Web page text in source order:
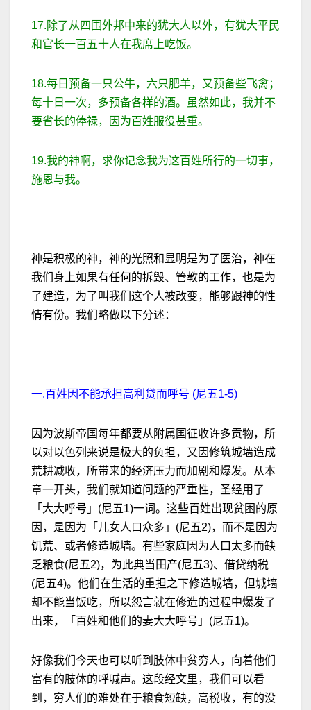
17.除了从四围外邦中来的犹大人以外，有犹大平民
和官长一百五十人在我席上吃饭。
18.每日预备一只公牛，六只肥羊，又预备些飞禽；
每十日一次，多预备各样的酒。虽然如此，我并不
要省长的俸禄，因为百姓服役甚重。
19.我的神啊，求你记念我为这百姓所行的一切事，
施恩与我。
神是积极的神，神的光照和显明是为了医治，神在
我们身上如果有任何的拆毁、管教的工作，也是为
了建造，为了叫我们这个人被改变，能够跟神的性
情有份。我们略做以下分述：
一.百姓因不能承担高利贷而呼号 (尼五1-5)
因为波斯帝国每年都要从附属国征收许多贡物，所
以对以色列来说是极大的负担，又因修筑城墙造成
荒耕减收，所带来的经济压力而加剧和爆发。
从本
章一开头，我们就知道问题的严重性，圣经用了
「大大呼号」(尼五1)一词。这些百姓出现贫困的原
因，是因为「儿女人口众多」(尼五2)，而不是因为
饥荒、或者修造城墙。有些家庭因为人口太多而缺
乏粮食(尼五2)，为此典当田产(尼五3)、借贷纳税
(尼五4)。他们在生活的重担之下修造城墙，但城墙
却不能当饭吃，所以怨言就在修造的过程中爆发了
出来，「百姓和他们的妻大大呼号」(尼五1)。
好像我们今天也可以听到肢体中贫穷人，向着他们
富有的肢体的呼喊声。这段经文里，我们可以看
到，穷人们的难处在于粮食短缺，高税收，有的没